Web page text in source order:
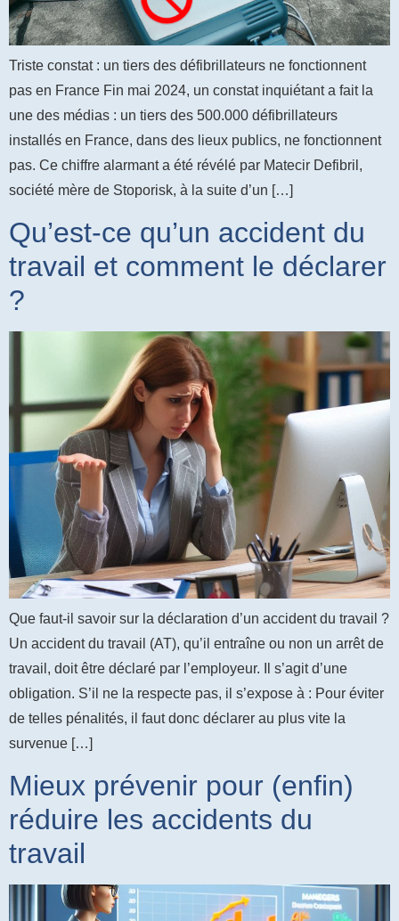
Triste constat : un tiers des défibrillateurs ne fonctionnent
pas en France Fin mai 2024, un constat inquiétant a fait la
une des médias : un tiers des 500.000 défibrillateurs
installés en France, dans des lieux publics, ne fonctionnent
pas. Ce chiffre alarmant a été révélé par Matecir Defibril,
société mère de Stoporisk, à la suite d’un […]
Qu’est-ce qu’un accident du
travail et comment le déclarer
?
Que faut-il savoir sur la déclaration d’un accident du travail ?
Un accident du travail (AT), qu’il entraîne ou non un arrêt de
travail, doit être déclaré par l’employeur. Il s’agit d’une
obligation. S’il ne la respecte pas, il s’expose à : Pour éviter
de telles pénalités, il faut donc déclarer au plus vite la
survenue […]
Mieux prévenir pour (enfin)
réduire les accidents du
travail